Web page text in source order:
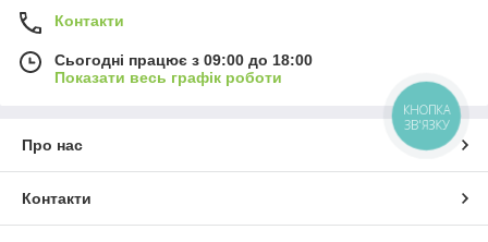
Контакти
Сьогодні працює з 09:00 до 18:00
Показати весь графік роботи
Про нас
Контакти
КНОПКА
ЗВ'ЯЗКУ